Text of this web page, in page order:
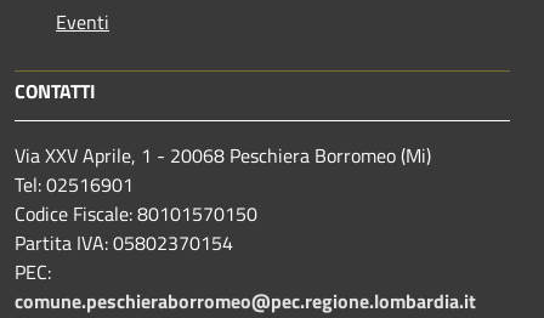
Eventi
CONTATTI
Via XXV Aprile, 1 - 20068 Peschiera Borromeo (Mi)
Tel: 02516901
Codice Fiscale: 80101570150
Partita IVA: 05802370154
PEC:
comune.peschieraborromeo@pec.regione.lombardia.it